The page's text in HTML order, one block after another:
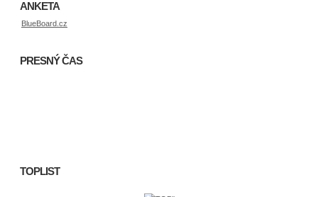
ANKETA
BlueBoard.cz
PRESNÝ ČAS
TOPLIST